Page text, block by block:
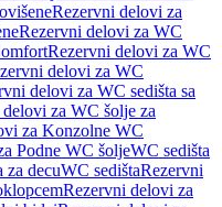
Rezervni delovi za
Rezervni delovi za WC
Rezervni delovi za WC
delovi za WC
delovi za WC sedišta sa
za WC šolje za
za Konzolne WC
Podne WC šoljeWC sedišta
za decuWC sedištaRezervni
Rezervni delovi za